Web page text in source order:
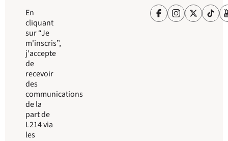
En
cliquant
sur “Je
m'inscris”,
j'accepte
de
recevoir
des
communications
de la
part de
L214 via
les